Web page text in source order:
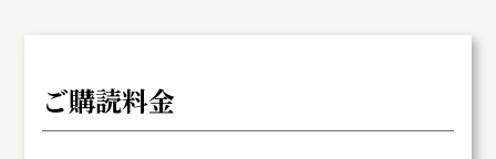
ご購読料金